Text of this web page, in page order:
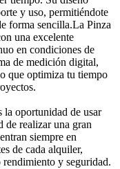
y uso, permitiéndote
forma sencilla.La Pinza
una excelente
en condiciones de
de medición digital,
que optimiza tu tiempo
oportunidad de usar
de realizar una gran
siempre en
de cada alquiler,
y seguridad.